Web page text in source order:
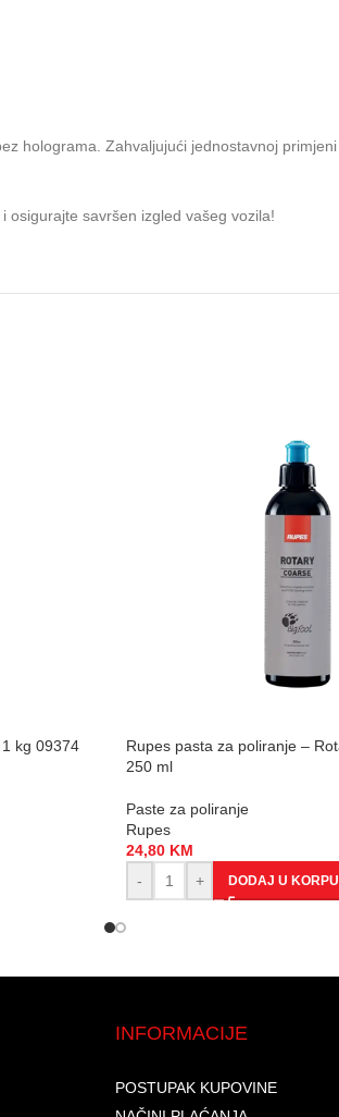
holograma. Zahvaljujući jednostavnoj
savršen izgled vašeg vozila!
kg 09374
Rupes pasta za poliranje –
250 ml
Paste za poliranje
Rupes
24,80 KM
-
+ DODAJ U KORPU
INFORMACIJE
POSTUPAK KUPOVINE